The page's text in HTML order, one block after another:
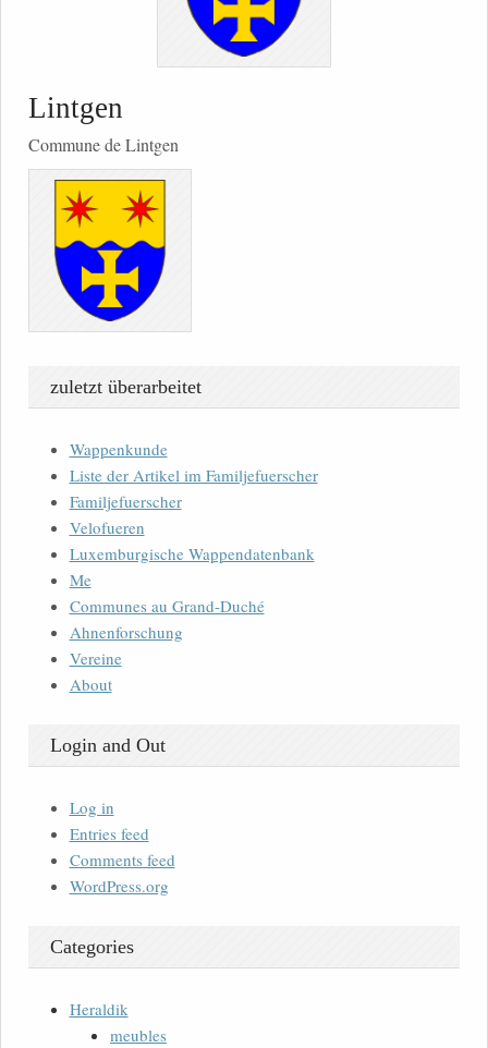
Lintgen
Commune de Lintgen
zuletzt überarbeitet
Wappenkunde
Liste der Artikel im Familjefuerscher
Familjefuerscher
Velofueren
Luxemburgische Wappendatenbank
Me
Communes au Grand-Duché
Ahnenforschung
Vereine
About
Login and Out
Log in
Entries feed
Comments feed
WordPress.org
Categories
Heraldik
meubles